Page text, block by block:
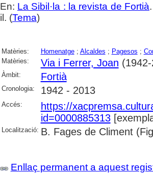
En: La Sibil·la : la revista de Fortià
il. (Tema)
Matèries: Homenatge; Alcaldes ; Pagesos ;
Matèries:
Via i Ferrer, Joan
Àmbit: Fortià
Cronologia: 1942 - 2013
Accés:
https://
id=0000885313
Localització: B. Fages de Climent
Enllaç permanent a aquest